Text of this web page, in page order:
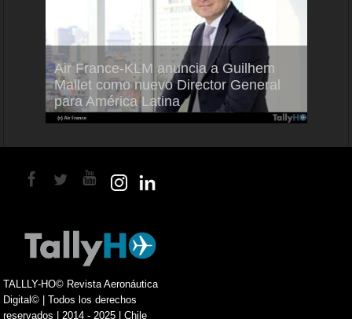
Air France-KLM anuncia a Guilhem
Mallet como nuevo Director General
para América Latina
TALLLY-HO© Revista Aeronáutica
Digital© | Todos los derechos
reservados | 2014 - 2025 | Chile